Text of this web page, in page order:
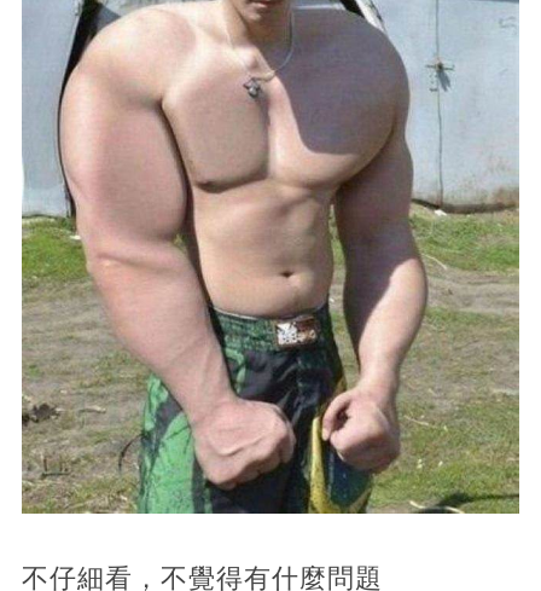
不仔細看，不覺得有什麼問題